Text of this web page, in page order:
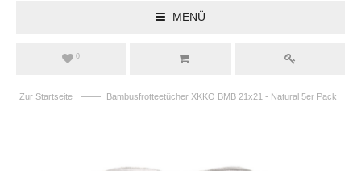
MENÜ
0
Zur Startseite —— Bambusfrotteetücher XKKO BMB 21x21 - Natural 5er Pack